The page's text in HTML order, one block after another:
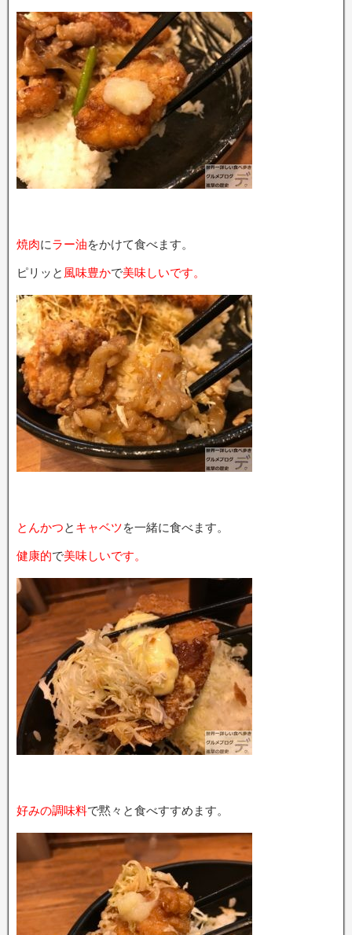
焼肉にラー油をかけて食べます。
ピリッと 風味豊かで美味しいです。
とんかつと キャベツを一緒に食べます。
健康的で美味しいです。
好みの調味料で黙々と食べすすめます。